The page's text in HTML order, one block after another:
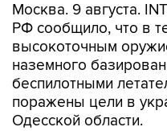
Москва. 9 августа.
РФ сообщило, что в
высокоточным
наземного
беспилотными
поражены цели в
Одесской области.